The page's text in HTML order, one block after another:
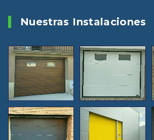
Nuestras Instalaciones